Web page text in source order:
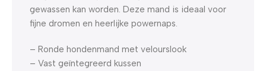
gewassen kan worden. Deze mand is ideaal voor
fijne dromen en heerlijke powernaps.
– Ronde hondenmand met velourslook
– Vast geïntegreerd kussen